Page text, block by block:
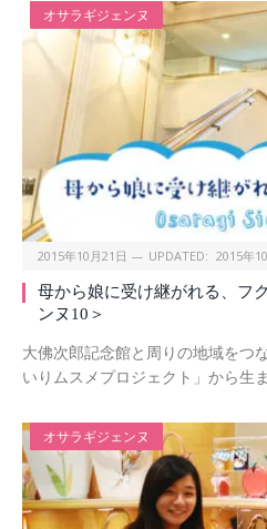
オサラギジェンヌ
2015年10月21日 UPDATED: 2015年
母から娘に受け継がれる、フ
ンヌ10＞
大佛次郎記念館と周りの地域をつ
いりムスメプロジェクト」から生
オサラギジェンヌ